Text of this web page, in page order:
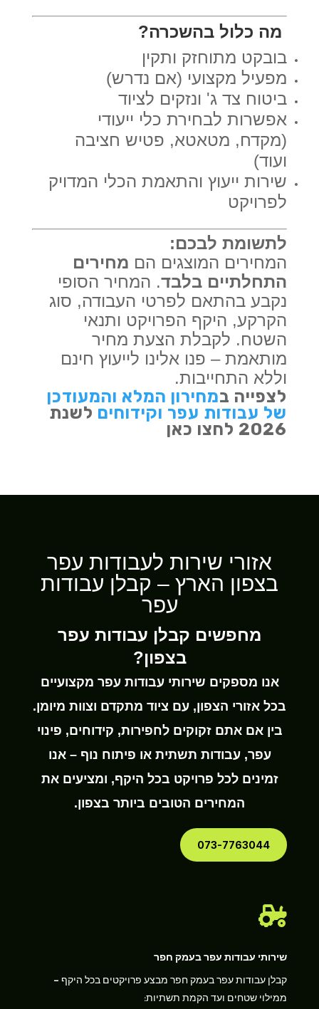
מה כלול בהשכרה?
בובקט מתוחזק ותקין
מפעיל מקצועי (אם נדרש)
ביטוח צד ג' ונזקים לציוד
אפשרות לבחירת כלי ייעודי
(מקדח, מטאטא, פטיש חציבה
ועוד)
שירות ייעוץ והתאמת הכלי המדויק
לפרויקט
לתשומת לבכם:
המחירים המוצגים הם מחירים
התחלתיים בלבד. המחיר הסופי
נקבע בהתאם לפרטי העבודה, סוג
הקרקע, היקף הפרויקט ותנאי
השטח. לקבלת הצעת מחיר
מותאמת – פנו אלינו לייעוץ חינם
וללא התחייבות.
לצפייה ב
של עבודות עפר וקידוחים
2026 לחצו כאן
אזורי שירות לעבודות עפר
בצפון הארץ – קבלן עבודות
עפר
מחפשים קבלן עבודות עפר
בצפון?
אנו מספקים שירותי עבודות עפר מקצועיים
בכל אזורי הצפון, עם ציוד מתקדם וצוות מיומן.
בין אם אתם זקוקים לחפירות, קידוחים, פינוי
עפר, עבודות תשתית או פיתוח נוף – אנו
זמינים לכל פרויקט בכל היקף, ומציעים את
המחירים הטובים ביותר בצפון.
073-7763044

שירותי עבודות עפר בעמק חפר
קבלן עבודות עפר בעמק חפר מבצע פרויקטים בכל היקף –
ממילוי שטחים ועד הקמת תשתיות: